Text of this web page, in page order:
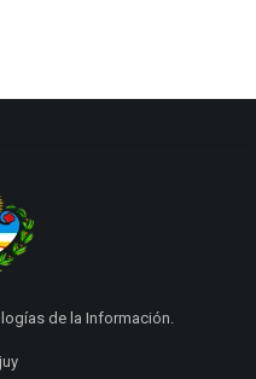
de la Información.